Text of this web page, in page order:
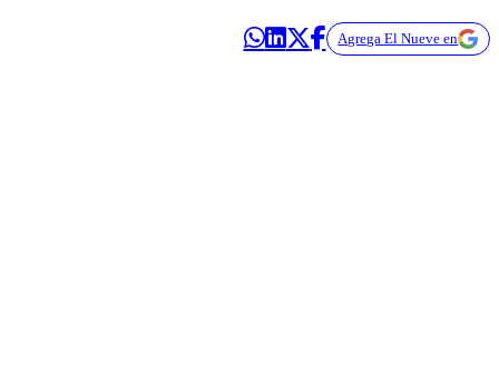
Agrega El Nueve en